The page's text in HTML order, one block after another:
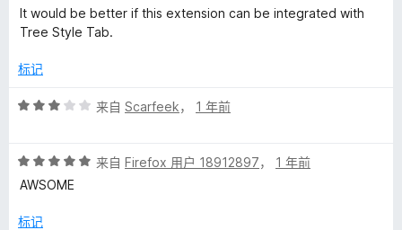
分
4
5
It would be better if this extension can be integrated with
Tree Style Tab.
标记
评
/
5
来自 Scarfeek， 1 年前
评
分
/
来自 Firefox 用户 18912897， 1 年前
AWSOME
标记